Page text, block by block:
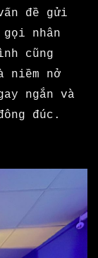
đề gửi
nhân
cũng
niềm nở
ngắn và
đúc.